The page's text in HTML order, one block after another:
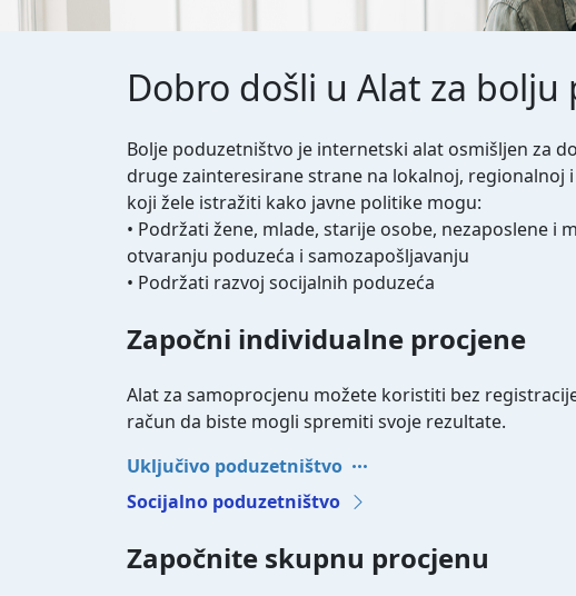
Dobro došli u Alat za
Bolje poduzetništvo je internetski alat osmišljen za
druge zainteresirane strane na lokalnoj, regionalnoj
koji žele istražiti kako javne politike mogu:
• Podržati žene, mlade, starije osobe, nezaposlene i
otvaranju poduzeća i samozapošljavanju
• Podržati razvoj socijalnih poduzeća
Započni individualne procjene
Alat za samoprocjenu možete koristiti bez
račun da biste mogli spremiti svoje rezultate.
Uključivo poduzetništvo
Socijalno poduzetništvo
Započnite skupnu procjenu